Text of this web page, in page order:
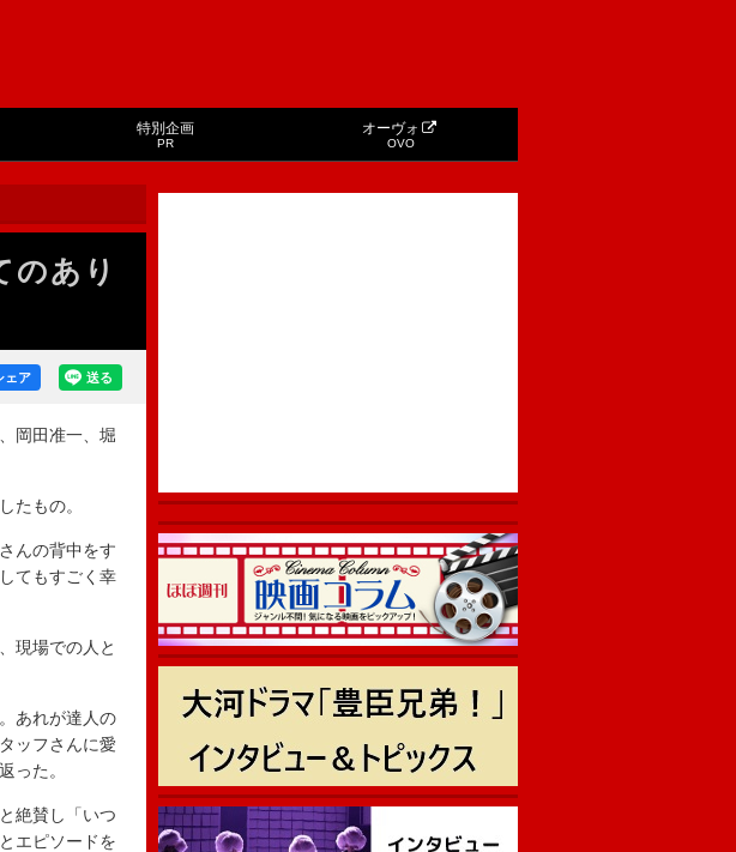
特別企画
PR
オーヴォ
OVO
のあり
送る
ェア
岡田准一、堀
たもの。
んの背中をす
てもすごく幸
現場での人と
あれが達人の
ッフさんに愛
った。
絶賛し「いつ
エピソードを